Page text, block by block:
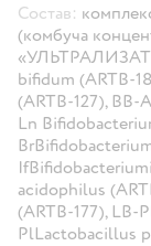
Состав:
(комбуча
bifidum (ARTB-
(ARTB-127), BB-
Ln
acidophilus
(ARTB-177), LB-
PlLactobacillus